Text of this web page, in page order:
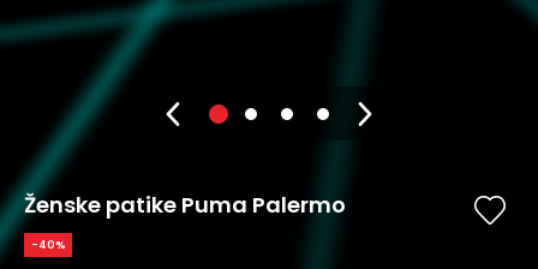
Ženske patike Puma Palermo
-40%